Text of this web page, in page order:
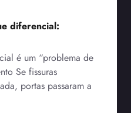
diferencial:
é um “problema de
Se fissuras
portas passaram a